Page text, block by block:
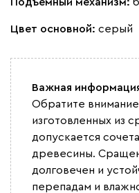
Цвет основной: серый
Важная
Обратите
изготовленных из
допускается
древесины.
долговечен и
перепадам и